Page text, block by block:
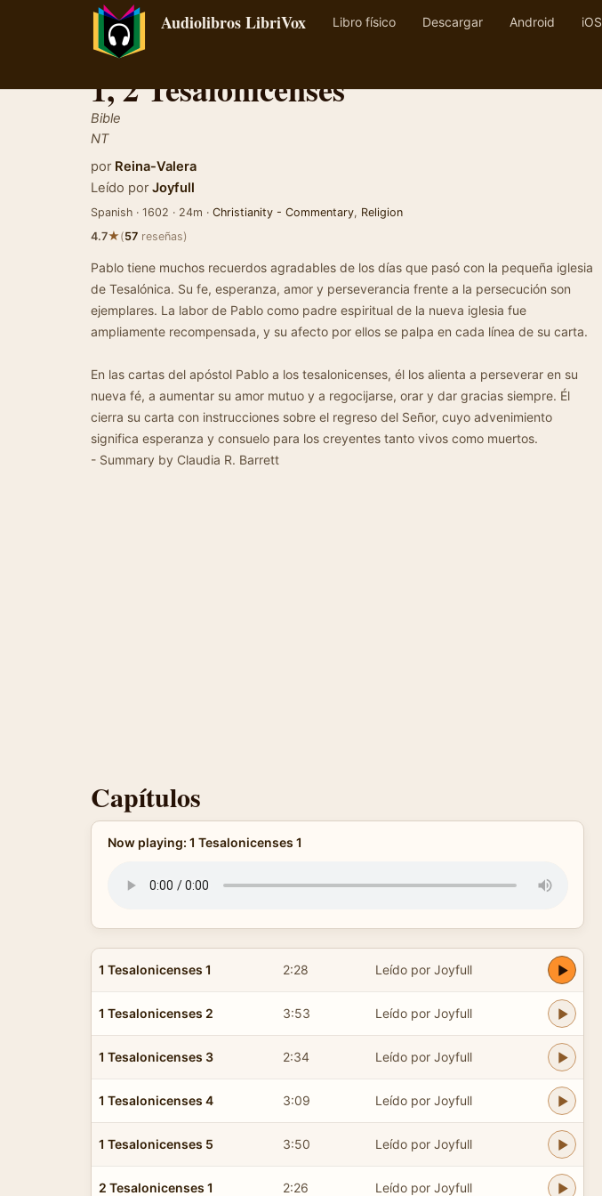
Audiolibros LibriVox Libro físico Descargar Android iOS
1, 2 Tesalonicenses
Bible
NT
por Reina-Valera
Leído por Joyfull
Spanish · 1602 · 24m · Christianity - Commentary, Religion
4.7★(57 reseñas)
Pablo tiene muchos recuerdos agradables de los días que pasó con la pequeña iglesia
de Tesalónica. Su fe, esperanza, amor y perseverancia frente a la persecución son
ejemplares. La labor de Pablo como padre espiritual de la nueva iglesia fue
ampliamente recompensada, y su afecto por ellos se palpa en cada línea de su carta.
En las cartas del apóstol Pablo a los tesalonicenses, él los alienta a perseverar en su
nueva fé, a aumentar su amor mutuo y a regocijarse, orar y dar gracias siempre. Él
cierra su carta con instrucciones sobre el regreso del Señor, cuyo advenimiento
significa esperanza y consuelo para los creyentes tanto vivos como muertos.
- Summary by Claudia R. Barrett
Capítulos
Now playing: 1 Tesalonicenses 1
1 Tesalonicenses 1 2:28 Leído por Joyfull
1 Tesalonicenses 2 3:53 Leído por Joyfull
1 Tesalonicenses 3 2:34 Leído por Joyfull
1 Tesalonicenses 4 3:09 Leído por Joyfull
1 Tesalonicenses 5 3:50 Leído por Joyfull
2 Tesalonicenses 1 2:26 Leído por Joyfull